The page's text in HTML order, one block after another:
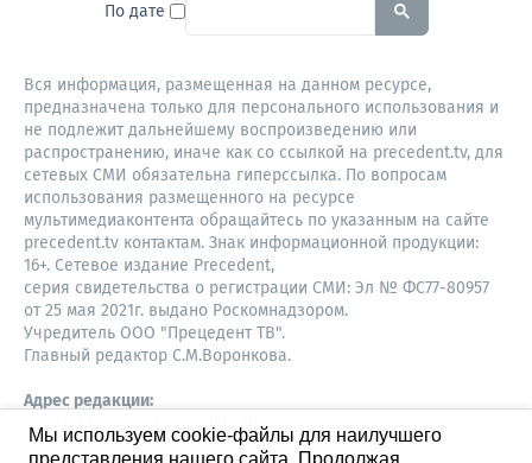
По дате
Вся информация, размещенная на данном ресурсе,
предназначена только для персонального использования и
не подлежит дальнейшему воспроизведению или
распространению, иначе как со ссылкой на precedent.tv, для
сетевых СМИ обязательна гиперссылка. По вопросам
использования размещенного на ресурсе
мультимедиаконтента обращайтесь по указанным на сайте
precedent.tv контактам. Знак информационной продукции:
16+. Сетевое издание Precedent,
серия свидетельства о регистрации СМИ: Эл № ФС77-80957
от 25 мая 2021г. выдано Роскомнадзором.
Учредитель ООО "Прецедент ТВ".
Главный редактор С.М.Воронкова.
Адрес редакции:
630087,
Мы используем cookie-файлы для наилучшего
представления нашего сайта. Продолжая